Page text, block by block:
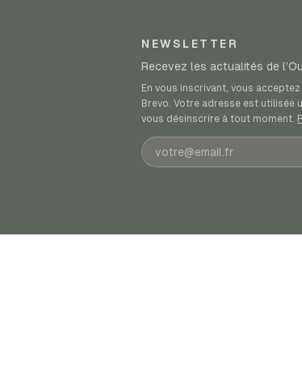
NEWSLETTER
Recevez les actualités de
En vous inscrivant, vous
Brevo. Votre adresse est utilisée
vous désinscrire à tout moment.
Adresse e-mail